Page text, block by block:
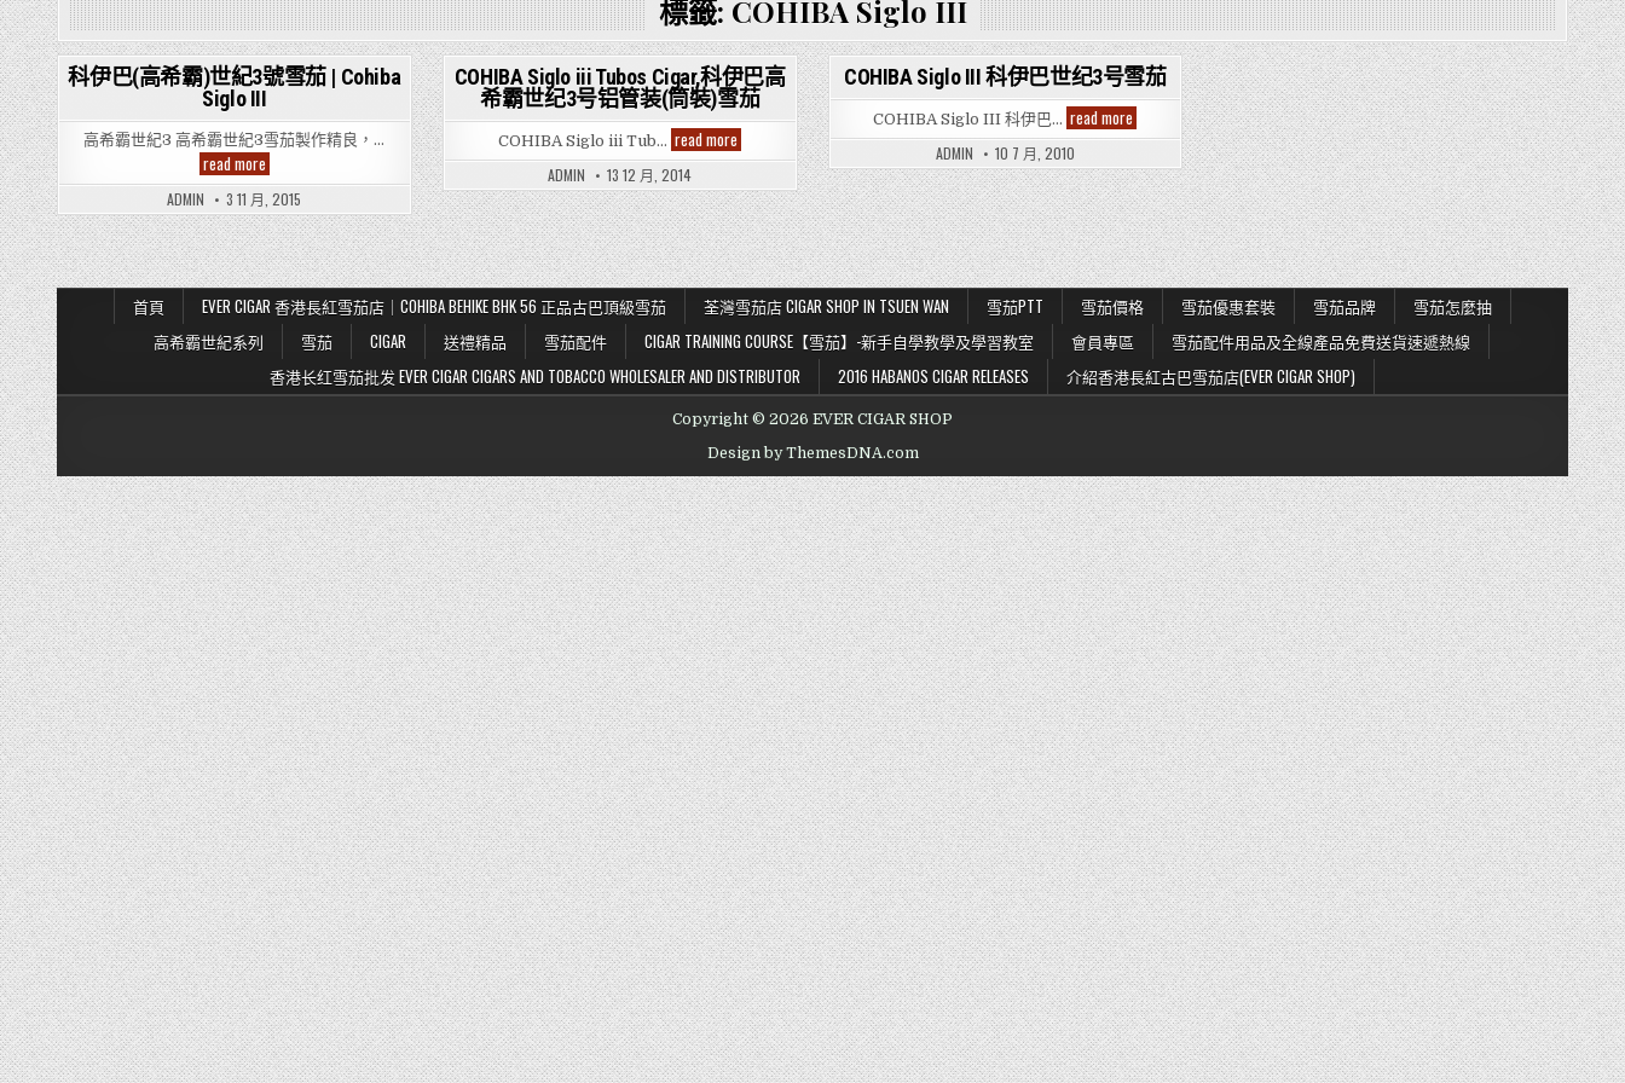
標籤: COHIBA Siglo III
科伊巴(高希霸)世紀3號雪茄 | Cohiba
Siglo III
高希霸世紀3 高希霸世紀3雪茄製作精良，…
read more科
伊
巴
(高
希
霸)
世
紀
3
號
雪
Cohiba
Siglo
III
ADMIN 3 11 月, 2015
Posted
in
COHIBA Siglo iii Tubos Cigar,科伊巴高
希霸世纪3号铝管装(筒裝)雪茄
COHIBA Siglo iii Tub… read more
Siglo
Tubos
Cigar,
科
伊
巴
高
希
霸
世
3
铝
管
(筒
雪
茄
ADMIN 13 12 月, 2014
Posted
in
COHIBA Siglo III 科伊巴世纪3号雪茄
COHIBA Siglo III 科伊巴… read more
Siglo
科
伊
巴
世
纪
3
号
雪
茄
ADMIN 10 7 月, 2010
首頁 EVER CIGAR 香港長紅雪茄店｜COHIBA BEHIKE BHK 56 正品古巴頂級雪茄 荃灣雪茄店 CIGAR SHOP IN TSUEN WAN 雪茄PTT 雪茄價格 雪茄優惠套裝 雪茄品牌
雪茄怎麼抽
高希霸世紀系列
雪茄 CIGAR 送禮精品 雪茄配件 CIGAR TRAINING COURSE【雪茄】-新手自學教學及學習教室 會員專區
雪茄配件用品及全線產品免費送貨速遞熱線
香港长红雪茄批发 EVER CIGAR CIGARS AND TOBACCO WHOLESALER AND DISTRIBUTOR
2016 HABANOS CIGAR RELEASES 介紹香港長紅古巴雪茄店(EVER CIGAR SHOP)
Copyright © 2026 EVER CIGAR SHOP
Design by ThemesDNA.com